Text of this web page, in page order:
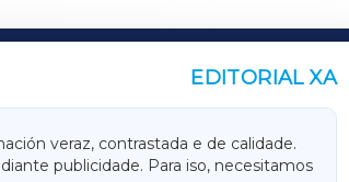
EDITORIAL XA
veraz, contrastada e de calidade.
publicidade. Para iso, necesitamos
TERRACHAXA
ACORUÑAXA